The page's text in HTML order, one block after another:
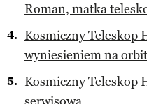
Roman, matka
Kosmiczny Teleskop
wyniesieniem na
Kosmiczny Teleskop